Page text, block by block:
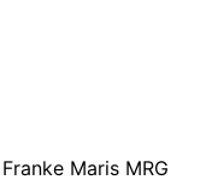
Maris MRG